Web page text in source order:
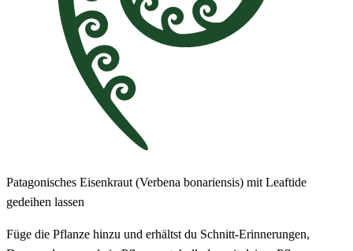
Patagonisches Eisenkraut (Verbena bonariensis) mit Leaftide
gedeihen lassen
Füge die Pflanze hinzu und erhältst du Schnitt-Erinnerungen,